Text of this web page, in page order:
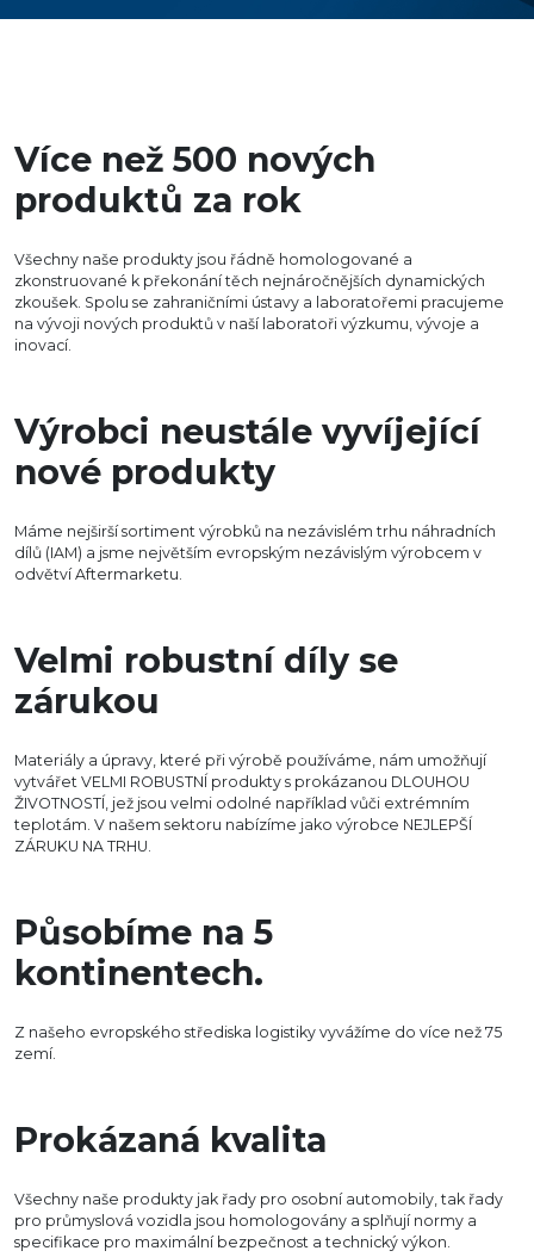
Více než 500 nových
produktů za rok
Všechny naše produkty jsou řádně homologované a
zkonstruované k překonání těch nejnáročnějších dynamických
zkoušek. Spolu se zahraničními ústavy a laboratořemi pracujeme
na vývoji nových produktů v naší laboratoři výzkumu, vývoje a
inovací.
Výrobci neustále vyvíjející
nové produkty
Máme nejširší sortiment výrobků na nezávislém trhu náhradních
dílů (IAM) a jsme největším evropským nezávislým výrobcem v
odvětví Aftermarketu.
Velmi robustní díly se
zárukou
Materiály a úpravy, které při výrobě používáme, nám umožňují
vytvářet VELMI ROBUSTNÍ produkty s prokázanou DLOUHOU
ŽIVOTNOSTÍ, jež jsou velmi odolné například vůči extrémním
teplotám. V našem sektoru nabízíme jako výrobce NEJLEPŠÍ
ZÁRUKU NA TRHU.
Působíme na 5
kontinentech.
Z našeho evropského střediska logistiky vyvážíme do více než 75
zemí.
Prokázaná kvalita
Všechny naše produkty jak řady pro osobní automobily, tak řady
pro průmyslová vozidla jsou homologovány a splňují normy a
specifikace pro maximální bezpečnost a technický výkon.